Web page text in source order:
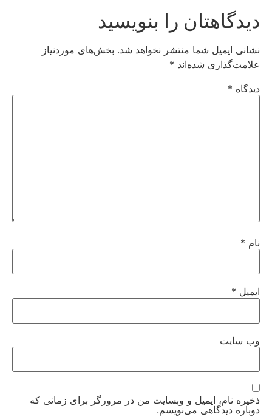
دیدگاهتان را بنویسید
نشانی ایمیل شما منتشر نخواهد شد. بخش‌های موردنیاز
علامت‌گذاری شده‌اند *
دیدگاه *
نام *
ایمیل *
وب‌ سایت
ذخیره نام، ایمیل و وبسایت من در مرورگر برای زمانی که
دوباره دیدگاهی می‌نویسم.